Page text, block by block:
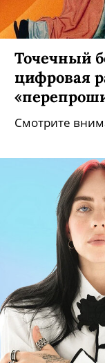
Точечный
цифровая
Смотрите